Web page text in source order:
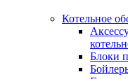
Котельное
Блоки